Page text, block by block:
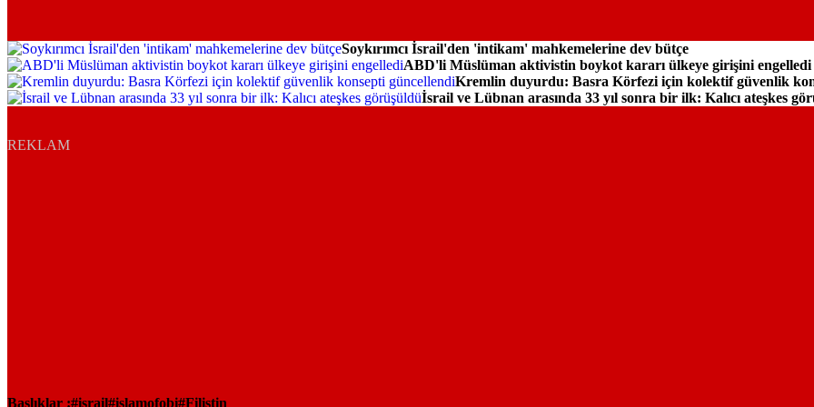
Dünya
Soykırımcı İsrail'den 'intikam' mahkemelerine dev bütçe
Dünya
ABD'li Müslüman aktivistin boykot kararı ülkeye girişini engelledi
Dünya
Kremlin duyurdu: Basra Körfezi için kolektif güvenlik
İsrail ve Lübnan arasında 33 yıl sonra bir ilk: Kalıcı ateşkes
REKLAM
Başlıklar : israil islamofobi Filistin